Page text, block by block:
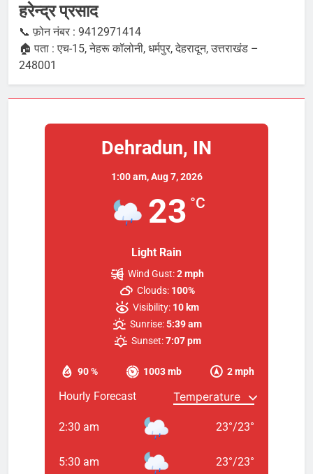
हरेन्द्र प्रसाद
📞 फ़ोन नंबर : 9412971414
🏠 पता : एच-15, नेहरू कॉलोनी, धर्मपुर, देहरादून, उत्तराखंड –
248001
Dehradun, IN
1:00 am,Aug 7, 2026
23 °C
Light Rain
90 % 1003 mb 2 mph
Wind Gust:2 mph
Clouds: 100%
Visibility: 10 km
Sunrise:5:39 am
Sunset: 7:07 pm
Hourly Forecast
2:30 am 23°/23°
5:30 am 23°/23°